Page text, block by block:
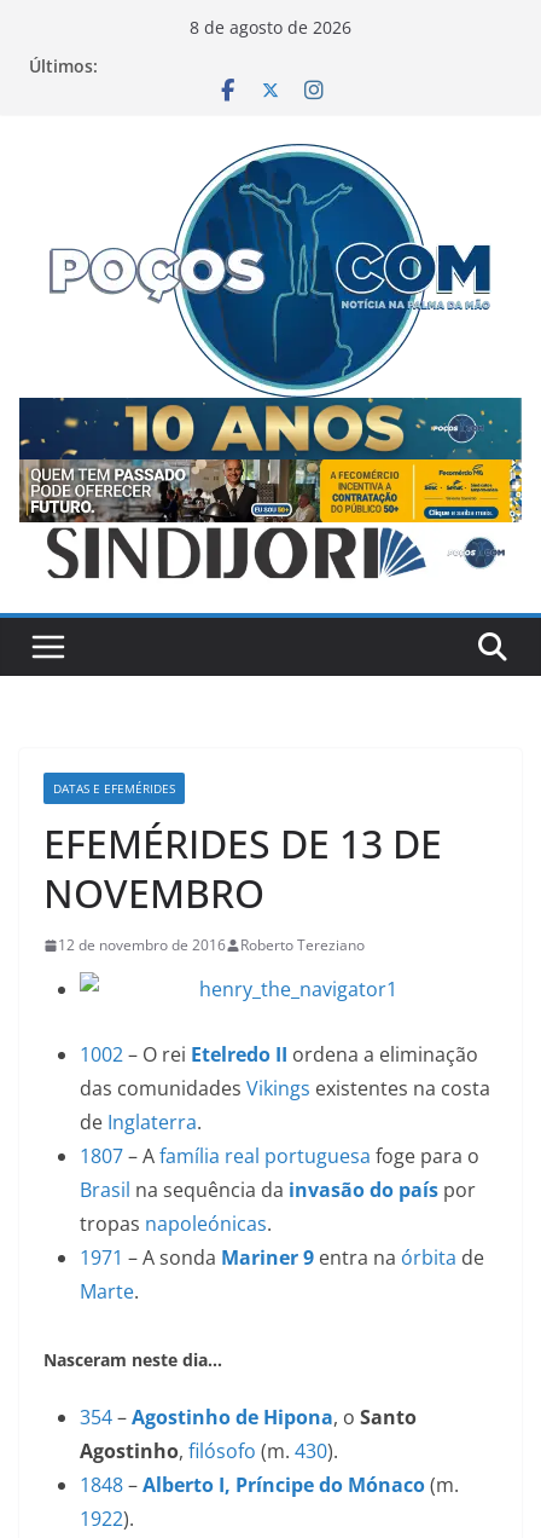
8 de agosto de 2026
Últimos:
DATAS E EFEMÉRIDES
EFEMÉRIDES DE 13 DE
NOVEMBRO
12 de novembro de 2016 Roberto Tereziano
1002– O rei Etelredo II ordena a eliminação
das comunidades Vikings existentes na costa
de Inglaterra.
1807– Afamília real portuguesa foge para o
Brasil na sequência da invasão do país por
tropas napoleónicas.
1971 – A sonda Mariner 9 entra na órbita de
Marte.
Nasceram neste dia…
354–Agostinho de Hipona, o Santo
Agostinho, filósofo (m. 430).
1848–Alberto I, Príncipe do Mónaco(m.
1922).